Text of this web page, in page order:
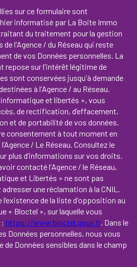
sur ce formulaire sont
informatisé par La Boite Immo
du traitement pour la gestion
l'Agence / du Réseau qui reste
de vos Données personnelles. La
repose sur l'intérêt légitime de
sont conservées jusqu'à demande
à l'Agence / au Réseau.
et libertés », vous
de rectification, d’effacement,
et de portabilité de vos données.
consentement à tout moment en
/ Le Réseau. Consultez le
plus d’informations sur vos droits.
contacté l'Agence / le Réseau,
et Libertés » ne sont pas
une réclamation à la CNIL.
de la liste d'opposition au
« Bloctel », sur laquelle vous
https://www.bloctel.gouv.fr. Dans le
Données personnelles, nous vous
de Données sensibles dans le champ